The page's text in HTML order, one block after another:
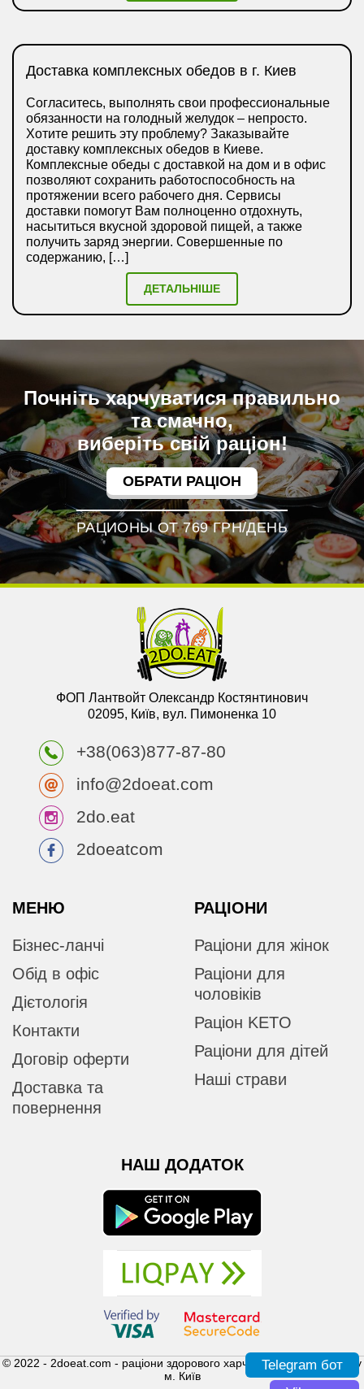
Доставка комплексных обедов в г. Киев
Согласитесь, выполнять свои профессиональные
обязанности на голодный желудок – непросто.
Хотите решить эту проблему? Заказывайте
доставку комплексных обедов в Киеве.
Комплексные обеды с доставкой на дом и в офис
позволяют сохранить работоспособность на
протяжении всего рабочего дня. Сервисы
доставки помогут Вам полноценно отдохнуть,
насытиться вкусной здоровой пищей, а также
получить заряд энергии. Совершенные по
содержанию, […]
ДЕТАЛЬНІШЕ
Почніть харчуватися правильно
та смачно,
виберіть свій раціон!
ОБРАТИ РАЦІОН
РАЦИОНЫ ОТ 769 ГРН/ДЕНЬ
ФОП Лантвойт Олександр Костянтинович
02095, Київ, вул. Пимоненка 10
+38(063)877-87-80
info@2doeat.com
2do.eat
2doeatcom
МЕНЮ
Бізнес-ланчі
Обід в офіс
Дієтологія
Контакти
Договір оферти
Доставка та
повернення
РАЦІОНИ
Раціони для жінок
Раціони для
чоловіків
Раціон KETO
Раціони для дітей
Наші страви
НАШ ДОДАТОК
© 2022 - 2doeat.com - раціони здорового харчування з доставкою у
м. Київ
Telegram бот